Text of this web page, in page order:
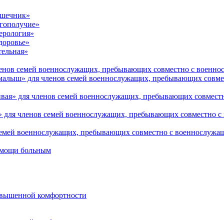
семей военнослужащих, пребывающих совместно с
для членов семей военнослужащих, пребывающих
для членов семей военнослужащих, пребывающих
членов семей военнослужащих, пребывающих совместно
военнослужащих, пребывающих совместно с
больным
комфортности